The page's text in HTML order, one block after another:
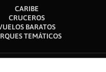
CARIBE
CRUCEROS
BARATOS
TEMÁTICOS